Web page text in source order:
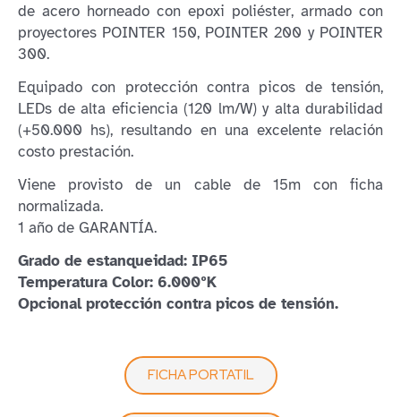
de acero horneado con epoxi poliéster, armado con
proyectores POINTER 150, POINTER 200 y POINTER
300.
Equipado con protección contra picos de tensión,
LEDs de alta eficiencia (120 lm/W) y alta durabilidad
(+50.000 hs), resultando en una excelente relación
costo prestación.
Viene provisto de un cable de 15m con ficha
normalizada.
1 año de GARANTÍA.
Grado de estanqueidad: IP65
Temperatura Color: 6.000ºK
Opcional protección contra picos de tensión.
FICHA PORTATIL